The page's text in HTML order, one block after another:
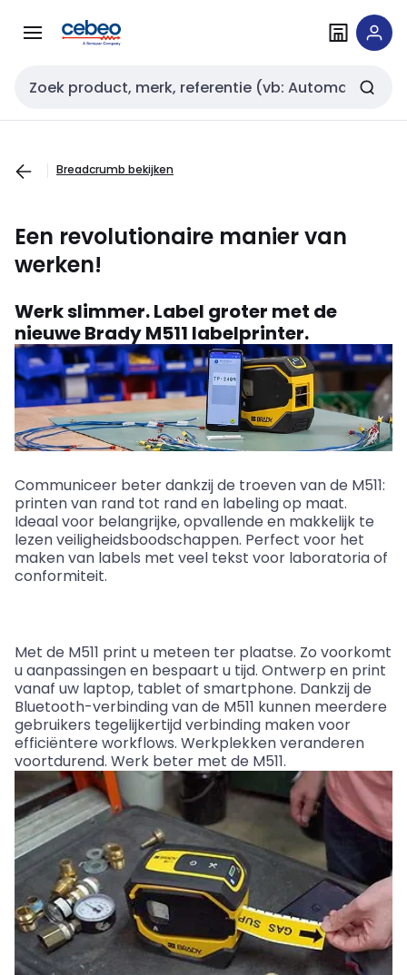
naar
naar
Zoekveld invoer
Breadcrumb bekijken
Een revolutionaire manier van
werken!
Werk slimmer. Label groter met de
nieuwe Brady M511 labelprinter.
Communiceer beter dankzij de troeven van de M511:
printen van rand tot rand en labeling op maat.
Ideaal voor belangrijke, opvallende en makkelijk te
lezen veiligheidsboodschappen. Perfect voor het
maken van labels met veel tekst voor laboratoria of
conformiteit.
Met de M511 print u meteen ter plaatse. Zo voorkomt
u aanpassingen en bespaart u tijd. Ontwerp en print
vanaf uw laptop, tablet of smartphone. Dankzij de
Bluetooth-verbinding van de M511 kunnen meerdere
gebruikers tegelijkertijd verbinding maken voor
efficiëntere workflows. Werkplekken veranderen
voortdurend. Werk beter met de M511.